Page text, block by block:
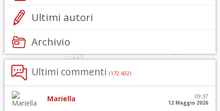
Ultimi autori
Archivio
Ultimi commenti (172.602)
Mariella
09:37
12 Maggio 2026